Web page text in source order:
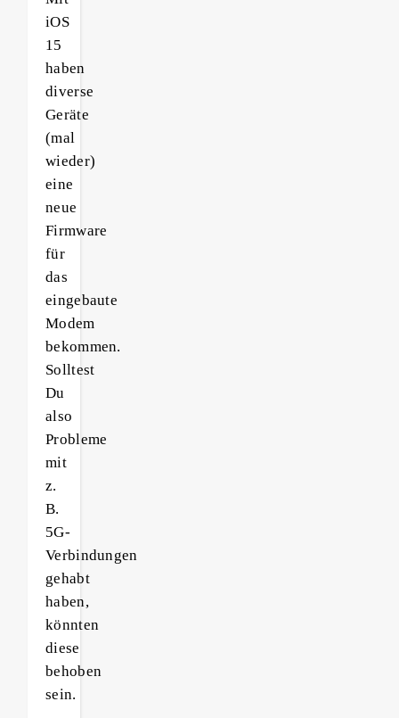
iOS
15
haben
diverse
Geräte
(mal
wieder)
eine
neue
Firmware
für
das
eingebaute
Modem
bekommen.
Solltest
Du
also
Probleme
mit
z.
B.
5G-
Verbindungen
gehabt
haben,
könnten
diese
behoben
sein.